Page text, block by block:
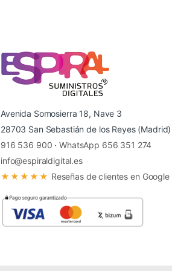
Avenida Somosierra 18, Nave 3
28703 San Sebastián de los Reyes (Madrid)
916 536 900 ·WhatsApp 656 351 274
info@espiraldigital.es
★★★★★ Reseñas de clientes en Google